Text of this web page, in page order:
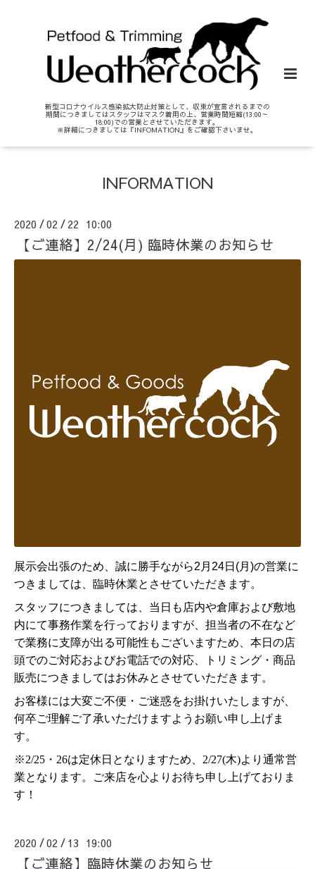
新型コロナウイルス感染拡大防止対策として、収束が宣言されるまでの
期間につきましてはスタッフはマスク着用の上、営業時間短縮(13:00～
18:00)での営業とさせていただきます。
※詳細につきましては『INFOMATION』をご確認下さいませ。
INFORMATION
2020 /02 / 22 10:00
【ご連絡】2/24(月) 臨時休業のお知らせ
展示会出張のため、誠に勝手ながら2月24日(月)の営業に
つきましては、 臨時休業とさせていただきます。
スタッフにつきましては、当日も店内や倉庫および敷地
内にて事務作業を行っておりますが、担当者の不在など
で業務に支障が出る可能性もございますため、本日の店
頭でのご対応およびお電話での対応、トリミング・商品
販売につきましてはお休みとさせていただきます。
お客様には大変ご不便・ご迷惑をお掛けいたしますが、
何卒ご理解ご了承いただけますようお願い申し上げま
す。
※2/25・26は定休日となりますため、2/27(木)より通常営
業となります。ご来店を心よりお待ち申し上げておりま
す！
2020 /02 / 13 19:00
【ご連絡】臨時休業のお知らせ